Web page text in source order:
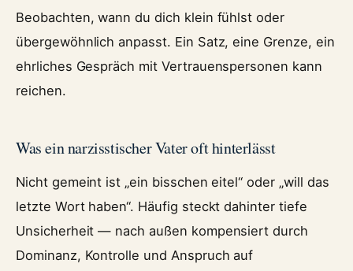
Beobachten, wann du dich klein fühlst oder
übergewöhnlich anpasst. Ein Satz, eine Grenze, ein
ehrliches Gespräch mit Vertrauenspersonen kann
reichen.
Was ein narzisstischer Vater oft hinterlässt
Nicht gemeint ist „ein bisschen eitel“ oder „will das
letzte Wort haben“. Häufig steckt dahinter tiefe
Unsicherheit — nach außen kompensiert durch
Dominanz, Kontrolle und Anspruch auf